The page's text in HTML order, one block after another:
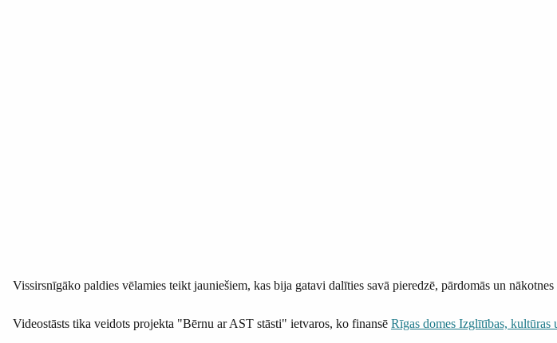
Vissirsnīgāko paldies vēlamies teikt jauniešiem, kas bija gatavi dalīties savā pieredzē, pārdomās un
Videostāsts tika veidots projekta "Bērnu ar AST stāsti" ietvaros, ko finansē Rīgas domes Izglītības, kultūras